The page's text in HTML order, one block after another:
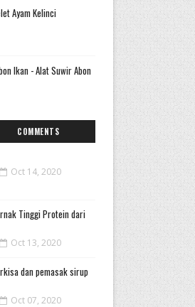
Ayam Kelinci
Ikan - Alat Suwir Abon
COMMENTS
Oct 14, 2020
Tinggi Protein dari
Oct 13, 2020
dan pemasak sirup
Oct 07, 2020